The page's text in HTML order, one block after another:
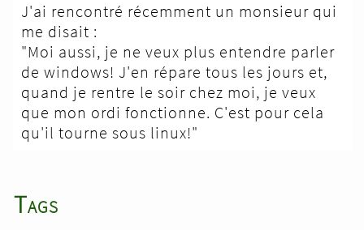
J'ai rencontré récemment un monsieur qui
me disait :
"Moi aussi, je ne veux plus entendre parler
de windows! J'en répare tous les jours et,
quand je rentre le soir chez moi, je veux
que mon ordi fonctionne. C'est pour cela
qu'il tourne sous linux!"
Tags